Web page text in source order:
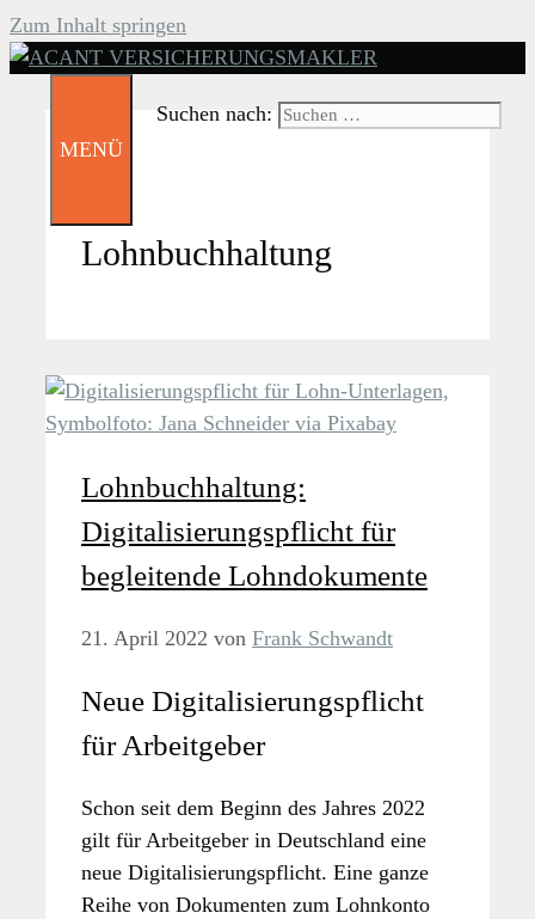
Zum Inhalt springen
Suchen nach:
MENÜ
Lohnbuchhaltung
Lohnbuchhaltung:
Digitalisierungspflicht für
begleitende Lohndokumente
21. April 2022 von Frank Schwandt
Neue Digitalisierungspflicht
für Arbeitgeber
Schon seit dem Beginn des Jahres 2022
gilt für Arbeitgeber in Deutschland eine
neue Digitalisierungspflicht. Eine ganze
Reihe von Dokumenten zum Lohnkonto